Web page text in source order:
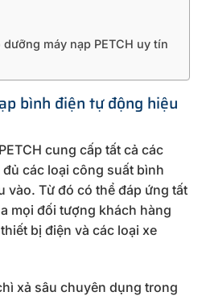
máy nạp PETCH uy tín
bình điện tự động hiệu
cung cấp tất cả các
các loại công suất bình
vào. Từ đó có thể đáp ứng tất
mọi đối tượng khách hàng
bị điện và các loại xe
xả sâu chuyên dụng trong